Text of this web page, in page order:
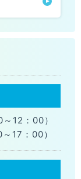
12：00）
17：00）